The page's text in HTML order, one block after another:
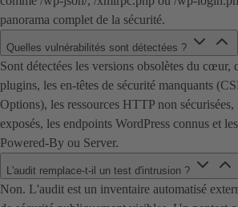
panorama complet de la sécurité.
Quelles vulnérabilités sont détectées ?
Sont détectées les versions obsolètes du cœur,
plugins, les en-têtes de sécurité manquants
Options), les ressources HTTP non
exposés, les endpoints WordPress connus et
Powered-By ou Server.
L'audit remplace-t-il un test d'intrusion ?
Non. L'audit est un inventaire automatisé